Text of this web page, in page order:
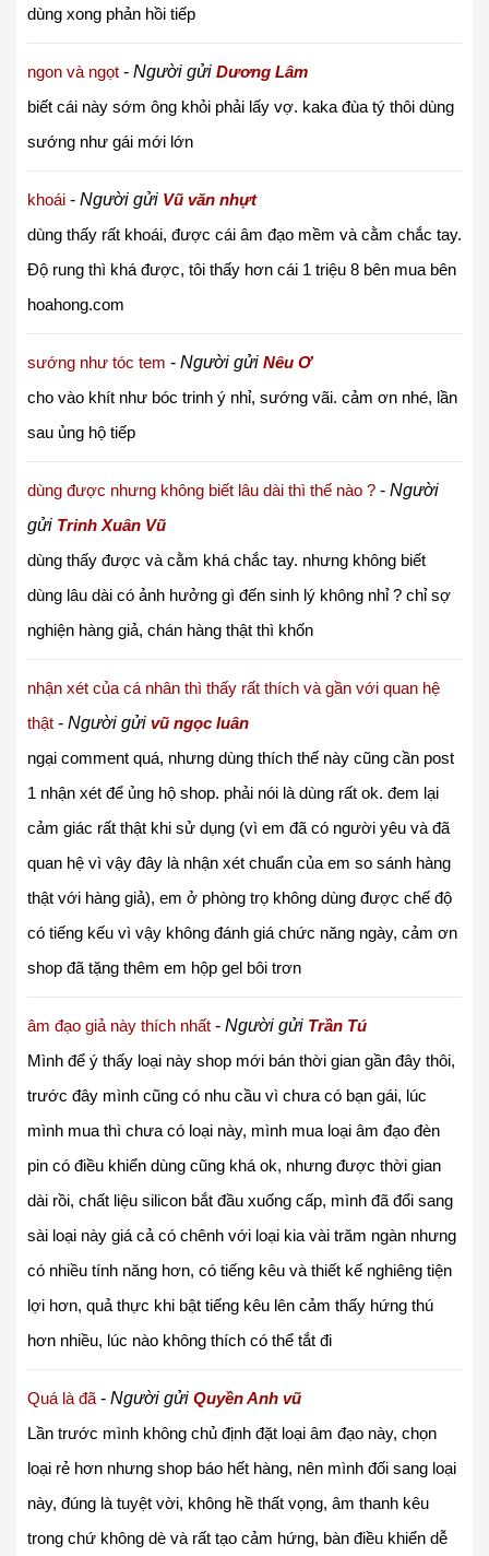
dùng xong phản hồi tiếp
ngon và ngọt - Người gửi Dương Lâm
biết cái này sớm ông khỏi phải lấy vợ. kaka đùa tý thôi dùng
sướng như gái mới lớn
khoái - Người gửi Vũ văn nhựt
dùng thấy rất khoái, được cái âm đạo mềm và cằm chắc tay.
Độ rung thì khá được, tôi thấy hơn cái 1 triệu 8 bên mua bên
hoahong.com
sướng như tóc tem - Người gửi Nêu Ơ
cho vào khít như bóc trinh ý nhỉ, sướng vãi. cảm ơn nhé, lần
sau ủng hộ tiếp
dùng được nhưng không biết lâu dài thì thế nào ? - Người
gửi Trinh Xuân Vũ
dùng thấy được và cằm khá chắc tay. nhưng không biết
dùng lâu dài có ảnh hưởng gì đến sinh lý không nhỉ ? chỉ sợ
nghiện hàng giả, chán hàng thật thì khốn
nhận xét của cá nhân thì thấy rất thích và gần với quan hệ
thật - Người gửi vũ ngọc luân
ngại comment quá, nhưng dùng thích thế này cũng cần post
1 nhận xét để ủng hộ shop. phải nói là dùng rất ok. đem lại
cảm giác rất thật khi sử dụng (vì em đã có người yêu và đã
quan hệ vì vậy đây là nhận xét chuẩn của em so sánh hàng
thật với hàng giả), em ở phòng trọ không dùng được chế độ
có tiếng kếu vì vậy không đánh giá chức năng ngày, cảm ơn
shop đã tặng thêm em hộp gel bôi trơn
âm đạo giả này thích nhất - Người gửi Trần Tú
Mình để ý thấy loại này shop mới bán thời gian gần đây thôi,
trước đây mình cũng có nhu cầu vì chưa có bạn gái, lúc
mình mua thì chưa có loại này, mình mua loại âm đạo đèn
pin có điều khiển dùng cũng khá ok, nhưng được thời gian
dài rồi, chất liệu silicon bắt đầu xuống cấp, mình đã đổi sang
sài loại này giá cả có chênh với loại kia vài trăm ngàn nhưng
có nhiều tính năng hơn, có tiếng kêu và thiết kế nghiêng tiện
lợi hơn, quả thực khi bật tiếng kêu lên cảm thấy hứng thú
hơn nhiều, lúc nào không thích có thể tắt đi
Quá là đã - Người gửi Quyền Anh vũ
Lần trước mình không chủ định đặt loại âm đạo này, chọn
loại rẻ hơn nhưng shop báo hết hàng, nên mình đối sang loại
này, đúng là tuyệt vời, không hề thất vọng, âm thanh kêu
trong chứ không dè và rất tạo cảm hứng, bàn điều khiển dễ